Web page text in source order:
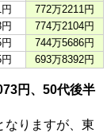
772万2211円
774万2104円
744万5686円
693万8392円
円、50代後半
なりますが、東